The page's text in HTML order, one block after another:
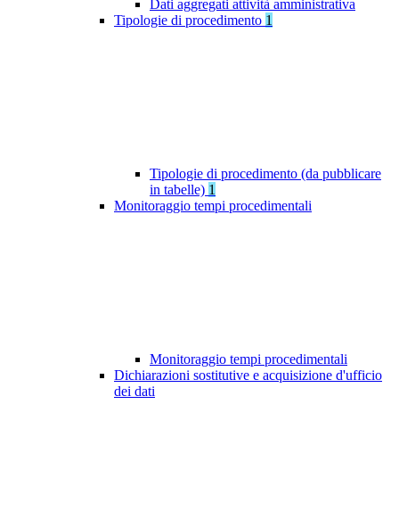
Dati aggregati attività amministrativa
Tipologie di procedimento 1
Tipologie di procedimento (da pubblicare
in tabelle) 1
Monitoraggio tempi procedimentali
Monitoraggio tempi procedimentali
Dichiarazioni sostitutive e acquisizione d'ufficio
dei dati